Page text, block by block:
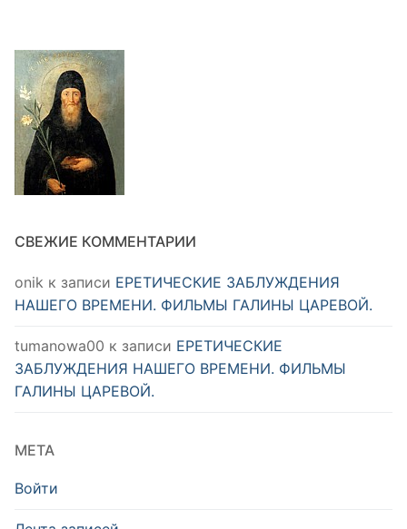
СВЕЖИЕ КОММЕНТАРИИ
onik к записи ЕРЕТИЧЕСКИЕ ЗАБЛУЖДЕНИЯ
НАШЕГО ВРЕМЕНИ. ФИЛЬМЫ ГАЛИНЫ ЦАРЕВОЙ.
tumanowa00 к записи ЕРЕТИЧЕСКИЕ
ЗАБЛУЖДЕНИЯ НАШЕГО ВРЕМЕНИ. ФИЛЬМЫ
ГАЛИНЫ ЦАРЕВОЙ.
МЕТА
Войти